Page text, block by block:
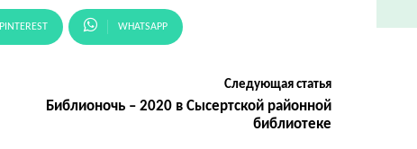
PINTEREST WHATSAPP
Следующая статья
Библионочь – 2020 в Сысертской районной
библиотеке